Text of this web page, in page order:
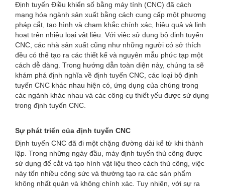
Định tuyến Điều khiển số bằng máy tính (CNC) đã cách
mạng hóa ngành sản xuất bằng cách cung cấp một phương
pháp cắt, tạo hình và chạm khắc chính xác, hiệu quả và linh
hoạt trên nhiều loại vật liệu. Với việc sử dụng bộ định tuyến
CNC, các nhà sản xuất cũng như những người có sở thích
đều có thể tạo ra các thiết kế và nguyên mẫu phức tạp một
cách dễ dàng. Trong hướng dẫn toàn diện này, chúng ta sẽ
khám phá định nghĩa về định tuyến CNC, các loại bộ định
tuyến CNC khác nhau hiện có, ứng dụng của chúng trong
các ngành khác nhau và các công cụ thiết yếu được sử dụng
trong định tuyến CNC.
Sự phát triển của định tuyến CNC
Định tuyến CNC đã đi một chặng đường dài kể từ khi thành
lập. Trong những ngày đầu, máy định tuyến thủ công được
sử dụng để cắt và tạo hình vật liệu theo cách thủ công, việc
này tốn nhiều công sức và thường tạo ra các sản phẩm
không nhất quán và không chính xác. Tuy nhiên, với sự ra